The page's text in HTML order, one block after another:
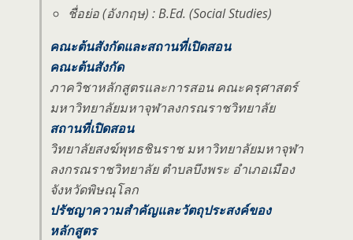
ชื่อย่อ (อังกฤษ) : B.Ed. (Social Studies)
คณะต้นสังกัดและสถานที่เปิดสอน
คณะต้นสังกัด
ภาควิชาหลักสูตรและการสอน คณะครุศาสตร์
มหาวิทยาลัยมหาจุฬาลงกรณราชวิทยาลัย
สถานที่เปิดสอน
วิทยาลัยสงฆ์พุทธชินราช มหาวิทยาลัยมหาจุฬา
ลงกรณราชวิทยาลัย ตำบลบึงพระ อำเภอเมือง
จังหวัดพิษณุโลก
ปรัชญาความสำคัญและวัตถุประสงค์ของ
หลักสูตร